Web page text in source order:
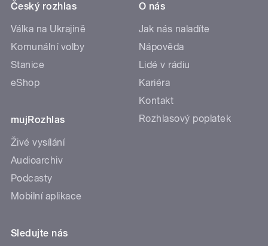
Český rozhlas
Válka na Ukrajině
Komunální volby
Stanice
eShop
mujRozhlas
Živé vysílání
Audioarchiv
Podcasty
Mobilní aplikace
O nás
Jak nás naladíte
Nápověda
Lidé v rádiu
Kariéra
Kontakt
Rozhlasový poplatek
Sledujte nás